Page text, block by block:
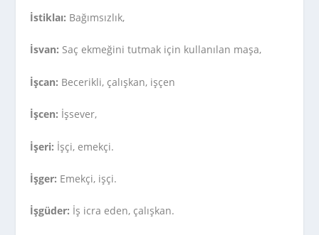
İstiklaı: Bağımsızlık,
İsvan: Saç ekmeğini tutmak için kullanılan maşa,
İşcan: Becerikli, çalışkan, işçen
İşcen: İşsever,
İşeri: İşçi, emekçi.
İşger: Emekçi, işçi.
İşgüder: İş icra eden, çalışkan.